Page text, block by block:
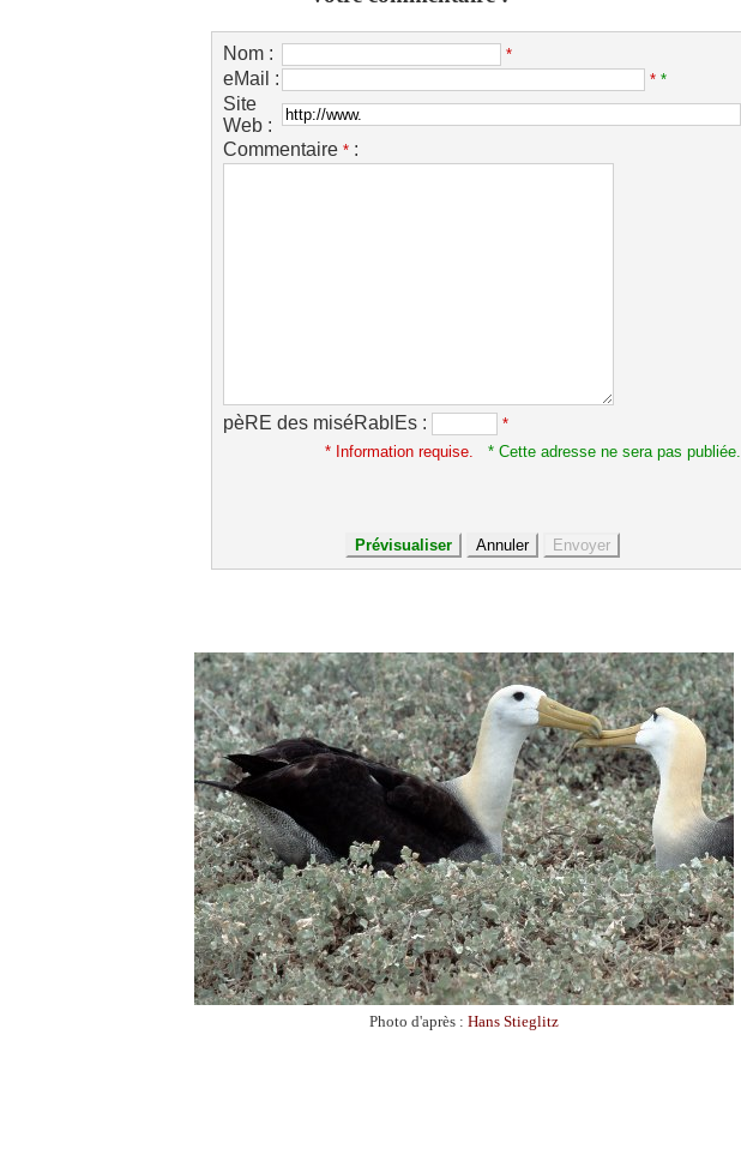
Nom : *
eMail : * *
Site
Web :
Commentaire * :
pèRE des miséRablEs :
*
* Information requise.
* Cette adresse ne sera pas publiée.
Photo d'après : Hans Stieglitz